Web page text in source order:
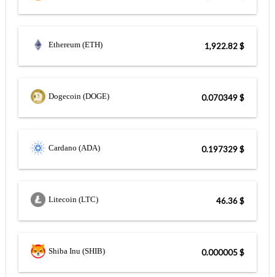
Ethereum (ETH) $ 1,922.82
Dogecoin (DOGE) $ 0.070349
Cardano (ADA) $ 0.197329
Litecoin (LTC) $ 46.36
Shiba Inu (SHIB) $ 0.000005